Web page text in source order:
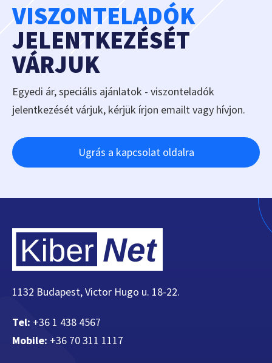
VISZONTELADÓK
JELENTKEZÉSÉT
VÁRJUK
Egyedi ár, speciális ajánlatok - viszonteladók
jelentkezését várjuk, kérjük írjon emailt vagy hívjon.
Ugrás a kapcsolat oldalra
1132 Budapest, Victor Hugo u. 18-22.
Tel: +36 1 438 4567
Mobile: +36 70 311 1117